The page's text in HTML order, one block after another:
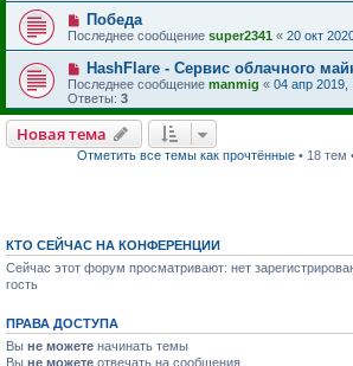
Победа
Последнее сообщение super2341 « 20 окт
HashFlare - Сервис облачного
Последнее сообщение manmig « 04 апр 2019,
Ответы: 3
Новая тема
Отметить все темы как прочтённые• 18 тем
КТО СЕЙЧАС НА КОНФЕРЕНЦИИ
Сейчас этот форум просматривают: нет
гость
ПРАВА ДОСТУПА
Вы не можете начинать темы
Вы не можете отвечать на сообщения